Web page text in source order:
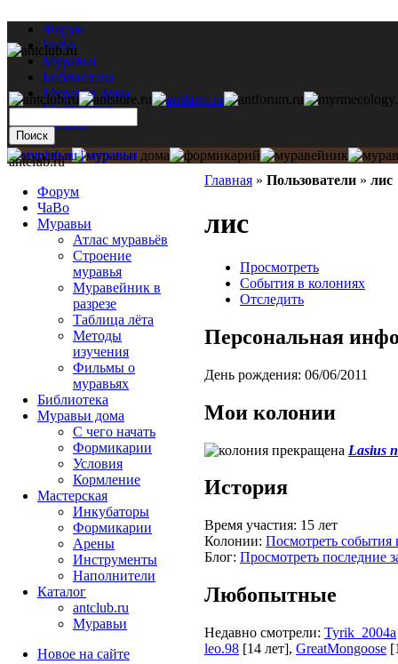
Форум
ЧаВо
Муравьи
Библиотека
Муравьи дома
Мастерская
Каталог
Главная » Пользователи » лис
лис
Просмотреть
События в колониях
Отследить
Персональная
День рождения: 06/06/2011
Мои колонии
Lasius
История
Время участия: 15 лет
Колонии: Посмотреть события
Блог: Просмотреть последние
Любопытные
Недавно смотрели: Tyrik_2004a
leo.98 [14 лет], GreatMongoose
antclub.ru
Форум
ЧаВо
Муравьи
Атлас муравьёв
Строение
муравья
Муравейник в
разрезе
Таблица лёта
Методы
изучения
Фильмы о
муравьях
Библиотека
Муравьи дома
С чего начать
Формикарии
Условия
Кормление
Мастерская
Инкубаторы
Формикарии
Арены
Инструменты
Наполнители
Каталог
antclub.ru
Муравьи
Новое на сайте